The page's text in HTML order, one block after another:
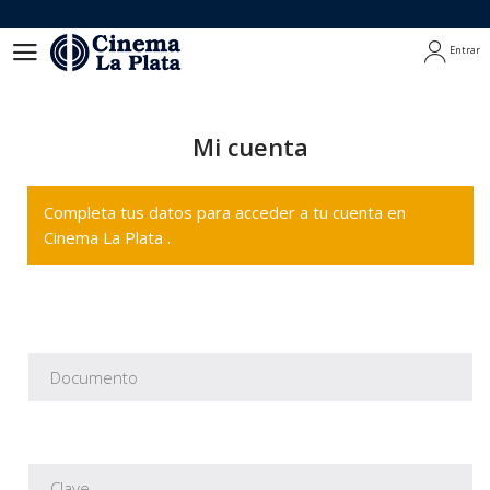
Entrar
Mi cuenta
Completa tus datos para acceder a tu cuenta en
Cinema La Plata .